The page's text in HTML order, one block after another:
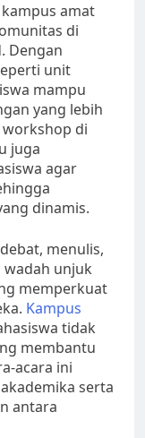
amat
di
Dengan
unit
mampu
yang lebih
workshop di
juga
agar
dinamis.
menulis,
unjuk
memperkuat
Kampus
tidak
membantu
acara ini
serta
antara